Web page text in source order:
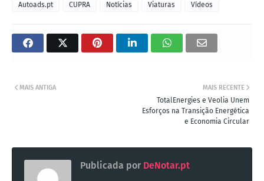
Autoads.pt CUPRA Notícias Viaturas Vídeos
MAIS RECENTE
TotalEnergies e Veolia Unem
Esforços na Transição Energética
e Economia Circular
MAIS ANTIGA
Publicada por DeNotar.pt